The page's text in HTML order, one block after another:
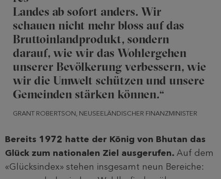
Landes ab sofort anders. Wir
schauen nicht mehr bloss auf das
Bruttoinlandprodukt, sondern
darauf, wie wir das Wohlergehen
unserer Bevölkerung verbessern, wie
wir die Umwelt schützen und unsere
Gemeinden stärken können.“
GRANT ROBERTSON, NEUSEELÄNDISCHER FINANZMINISTER
Bereits 1972 hatte der König von Bhutan das
Glück zum nationalen Ziel ausgerufen. Auf dem
«Glücksindex» stehen insgesamt neun Bereiche: